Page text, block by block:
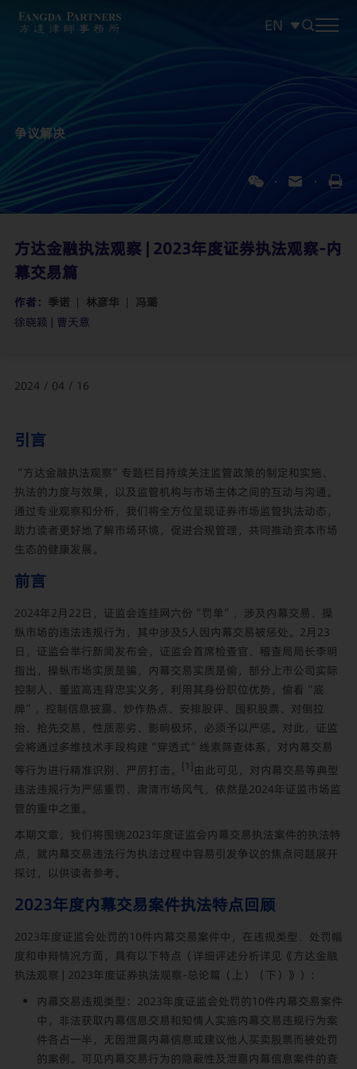
EN
日本語
争议解决
方达金融执法观察 | 2023年度证券执法观察-内
幕交易篇
作者： 季诺 林彦华
冯璐
徐晓颖 | 曹天意
2024 / 04 / 16
引言
“方达金融执法观察”专题栏目持续关注监管政策的制定和实施、
执法的力度与效果，以及监管机构与市场主体之间的互动与沟通。
通过专业观察和分析，我们将全方位呈现证券市场监管执法动态，
助力读者更好地了解市场环境，促进合规管理，共同推动资本市场
生态的健康发展。
前言
2024年2月22日，证监会连挂网六份“罚单”，涉及内幕交易、操
纵市场的违法违规行为，其中涉及5人因内幕交易被惩处。2月23
日，证监会举行新闻发布会，证监会首席检查官、稽查局局长李明
指出，操纵市场实质是骗，内幕交易实质是偷，部分上市公司实际
控制人、董监高违背忠实义务，利用其身份职位优势，偷看“底
牌”，控制信息披露、炒作热点、安排股评、囤积股票、对倒拉
抬、抢先交易，性质恶劣、影响极坏，必须予以严惩。对此，证监
会将通过多维技术手段构建“穿透式”线索筛查体系，对内幕交易
等行为进行精准识别、严厉打击。
[1] 由此可见，对内幕交易等典型
违法违规行为严惩重罚、肃清市场风气，依然是2024年证监市场监
管的重中之重。
本期文章，我们将围绕2023年度证监会内幕交易执法案件的执法特
点，就内幕交易违法行为执法过程中容易引发争议的焦点问题展开
探讨，以供读者参考。
2023年度内幕交易案件执法特点回顾
2023年度证监会处罚的10件内幕交易案件中，在违规类型、处罚幅
度和申辩情况方面，具有以下特点（详细评述分析详见《方达金融
执法观察 | 2023年度证券执法观察-总论篇 （上） （下） 》）：
内幕交易违规类型：2023年度证监会处罚的10件内幕交易案件
中，非法获取内幕信息交易和知情人实施内幕交易违规行为案
件各占一半，无因泄露内幕信息或建议他人买卖股票而被处罚
的案例。可见内幕交易行为的隐蔽性及泄露内幕信息案件的查